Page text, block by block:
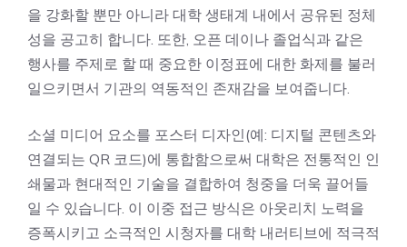
을 강화할 뿐만 아니라 대학 생태계 내에서 공유된 정체
성을 공고히 합니다. 또한, 오픈 데이나 졸업식과 같은
행사를 주제로 할 때 중요한 이정표에 대한 화제를 불러
일으키면서 기관의 역동적인 존재감을 보여줍니다.
소셜 미디어 요소를 포스터 디자인(예: 디지털 콘텐츠와
연결되는 QR 코드)에 통합함으로써 대학은 전통적인 인
쇄물과 현대적인 기술을 결합하여 청중을 더욱 끌어들
일 수 있습니다. 이 이중 접근 방식은 아웃리치 노력을
증폭시키고 소극적인 시청자를 대학 내러티브에 적극적